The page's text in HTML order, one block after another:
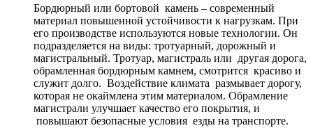
Бордюрный или бортовой камень – современный
материал повышенной устойчивости к нагрузкам. При
его производстве используются новые технологии. Он
подразделяется на виды: тротуарный, дорожный и
магистральный. Тротуар, магистраль или другая дорога,
обрамленная бордюрным камнем, смотрится красиво и
служит долго. Воздействие климата размывает дорогу,
которая не окаймлена этим материалом. Обрамление
магистрали улучшает качество его покрытия, и
повышают безопасные условия езды на транспорте.